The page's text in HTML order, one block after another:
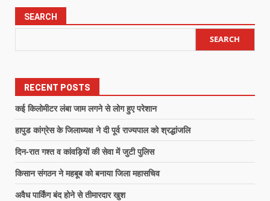
SEARCH
SEARCH
RECENT POSTS
कई किलोमीटर लंबा जाम लगने से लोग हुए परेशान
हापुड कांग्रेस के जिलाध्यक्ष ने दी पूर्व राज्यपाल को श्रद्धांजलि
दिन-रात गश्त व कांवड़ियों की सेवा में जुटी पुलिस
किसान संगठन ने महबूब को बनाया जिला महासचिव
अवैध पार्किंग बंद होने से तीमारदार खुश